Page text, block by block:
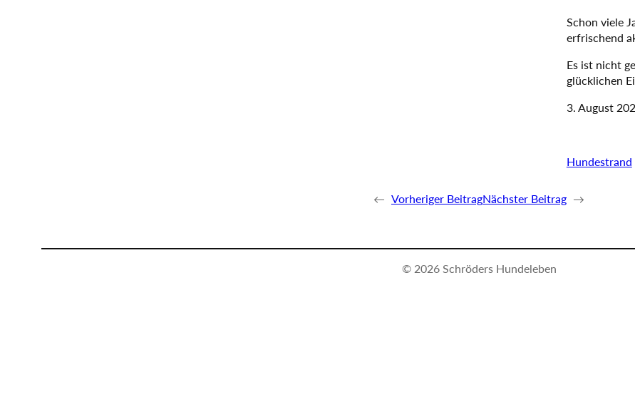
Schon viele
erfrischend
Es ist nicht
glücklichen
3. August
Hundestrand
← Vorheriger BeitragNächster Beitrag →
© 2026 Schröders Hundeleben